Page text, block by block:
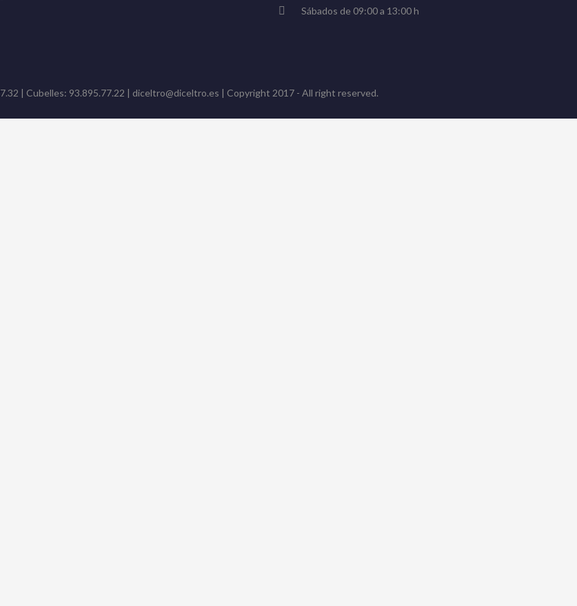
Sábados de 09:00 a 13:00 h
| Cubelles: 93.895.77.22 | diceltro@diceltro.es | Copyright 2017 - All right reserved.